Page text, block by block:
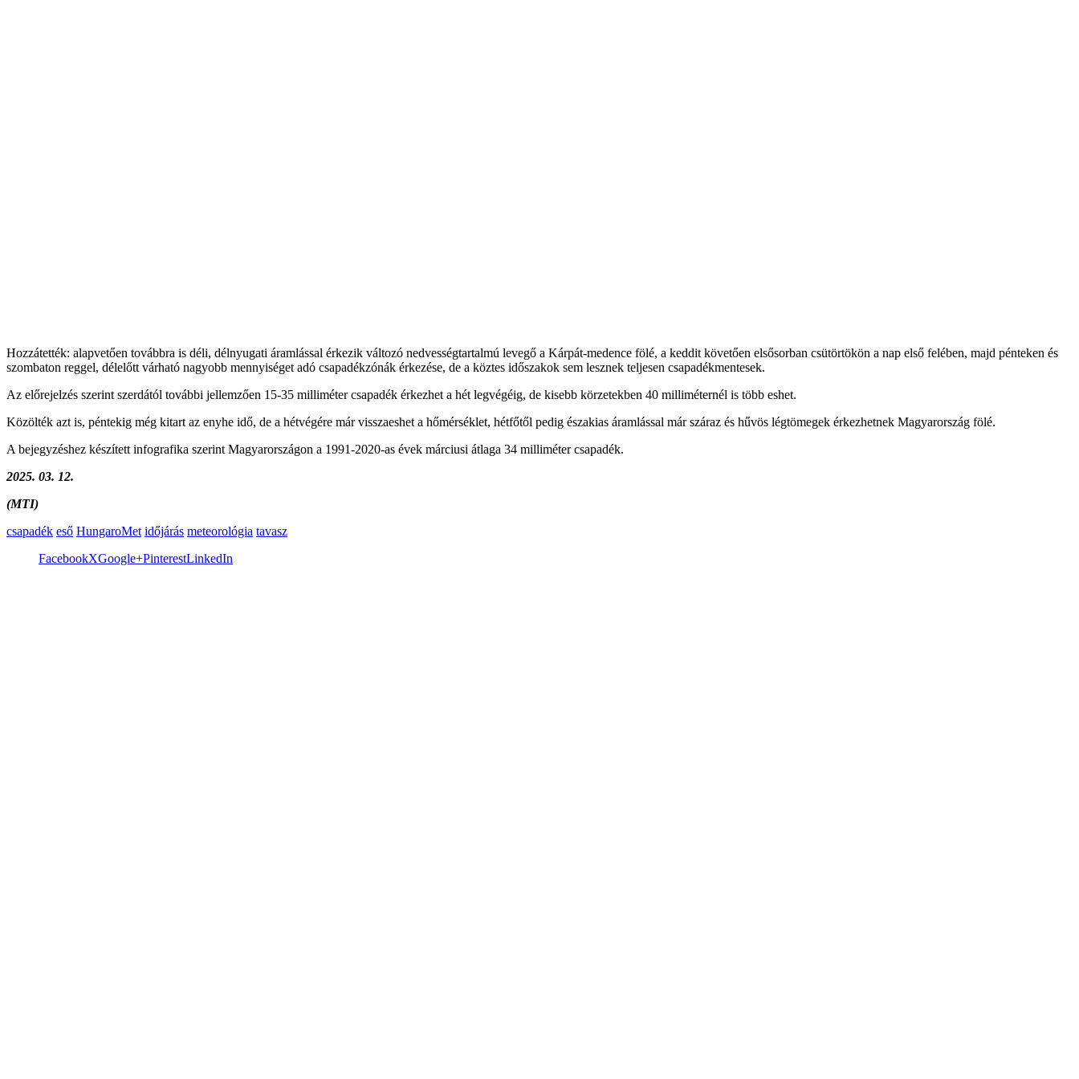
Hozzátették: alapvetően továbbra is déli, délnyugati áramlással érkezik változó nedvességtartalmú levegő a Kárpát-medence fölé, a keddit követően elsősorban csütörtökön a nap első felében, majd pénteken és
szombaton reggel, délelőtt várható nagyobb mennyiséget adó csapadékzónák érkezése, de a köztes időszakok sem lesznek teljesen csapadékmentesek.
Az előrejelzés szerint szerdától további jellemzően 15-35 milliméter csapadék érkezhet a hét legvégéig, de kisebb körzetekben 40 milliméternél is több eshet.
Közölték azt is, péntekig még kitart az enyhe idő, de a hétvégére már visszaeshet a hőmérséklet, hétfőtől pedig északias áramlással már száraz és hűvös légtömegek érkezhetnek Magyarország fölé.
A bejegyzéshez készített infografika szerint Magyarországon a 1991-2020-as évek márciusi átlaga 34 milliméter csapadék.
2025. 03. 12.
(MTI)
csapadék eső HungaroMet időjárás meteorológia tavasz
FacebookXGoogle+PinterestLinkedIn